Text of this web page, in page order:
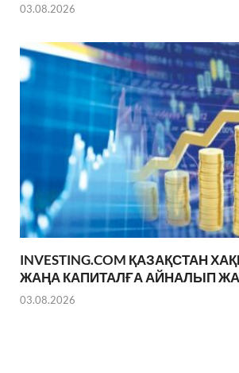
03.08.2026
INVESTING.COM ҚАЗАҚСТАН
ЖАҢА КАПИТАЛҒА АЙНАЛЫП
03.08.2026